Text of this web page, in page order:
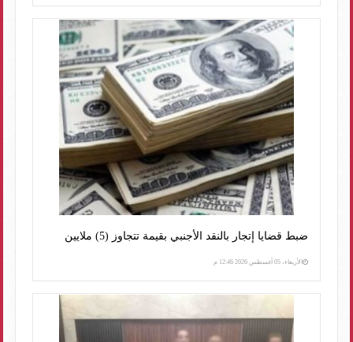
ضبط قضايا إتجار بالنقد الأجنبي بقيمة تتجاوز (5) ملايين
الأربعاء، 05 أغسطس 2026 12:46 م